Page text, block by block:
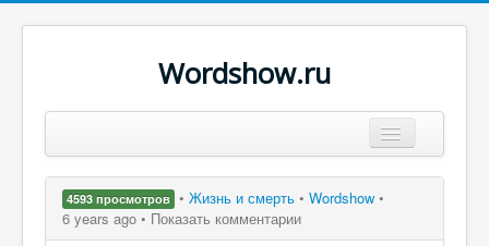
Wordshow.ru
Популярные цитаты
4593 просмотров • Жизнь и смерть • Wordshow •
6 years ago • Показать комментарии